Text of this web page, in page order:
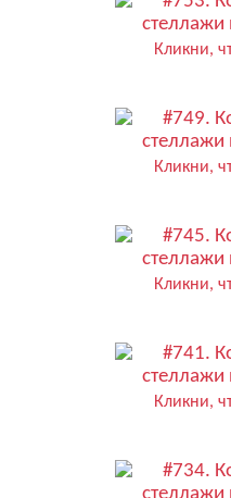
Кликни,
Кликни,
Кликни,
Кликни,